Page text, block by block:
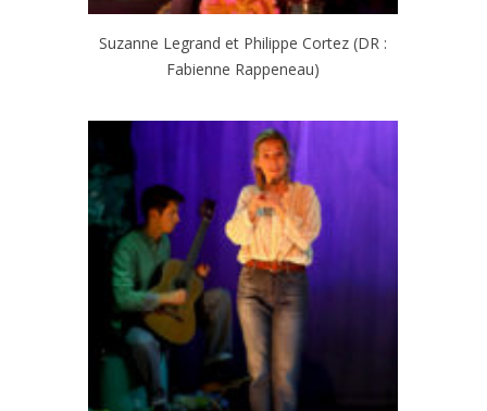
Suzanne Legrand et Philippe Cortez (DR :
Fabienne Rappeneau)